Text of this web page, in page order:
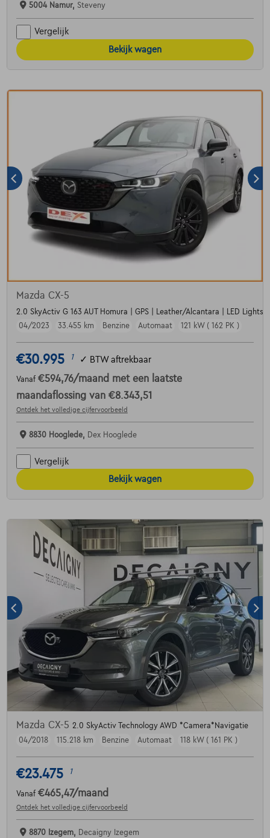
5004 Namur, Steveny
Vergelijk
Bekijk wagen
Mazda CX-5
2.0 SkyActiv G 163 AUT Homura | GPS | Leather/Alcantara | LED Lights
04/2023
33.455 km Benzine Automaat 121 kW ( 162 PK )
€30.995 1 ✓ BTW aftrekbaar
Vanaf €594,76/maand met een laatste
maandaflossing van €8.343,51
Ontdek het volledige cijfervoorbeeld
8830 Hooglede, Dex Hooglede
Vergelijk
Bekijk wagen
Mazda CX-5 2.0 SkyActiv Technology AWD *Camera*Navigatie
04/2018
115.218 km Benzine Automaat 118 kW ( 161 PK )
€23.475 1
Vanaf €465,47/maand
Ontdek het volledige cijfervoorbeeld
8870 Izegem, Decaigny Izegem